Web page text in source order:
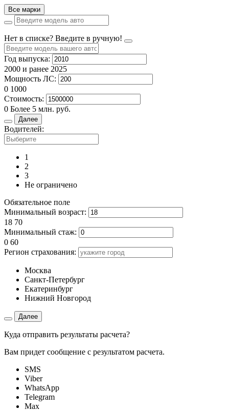
Все марки
Нет в списке? Введите в ручную!
Год выпуска:
2000 и ранее 2025
Мощность ЛС:
0 1000
Стоимость:
0 Более 5 млн. руб.
Далее
Водителей:
1
2
3
Не ограничено
Обязательное поле
Минимальный возраст:
18 70
Минимальный стаж:
0 60
Регион страхования:
Москва
Санкт-Петербург
Екатеринбург
Нижний Новгород
Далее
Куда отправить результаты расчета?
Вам придет сообщение с результатом расчета.
SMS
Viber
WhatsApp
Telegram
Max